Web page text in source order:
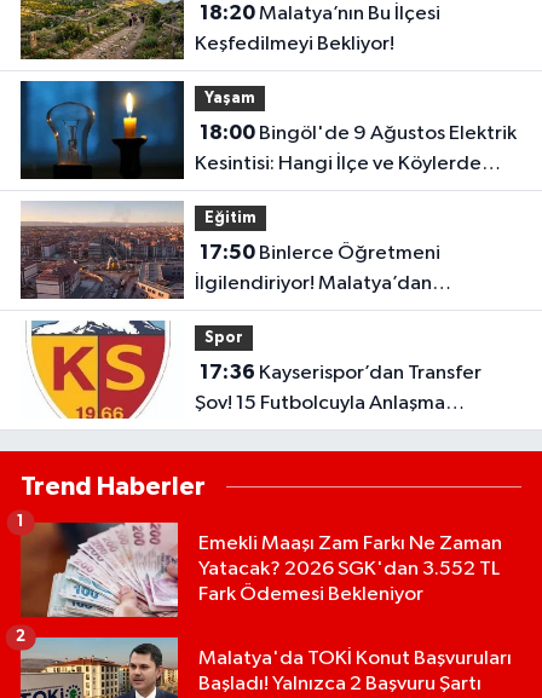
18:20Malatya’nın Bu İlçesi
Keşfedilmeyi Bekliyor!
Yaşam
18:00Bingöl'de 9 Ağustos Elektrik
Kesintisi: Hangi İlçe ve Köylerde
Elektrikler Kesilecek?
Eğitim
17:50Binlerce Öğretmeni
İlgilendiriyor! Malatya’dan
Bakanlığa “İl Emri” Çağrısı
Spor
17:36
Şov! 15 Futbolcuyla Anlaşma
Sağlandı
Trend Haberler
Emekli Maaşı Zam Farkı Ne Zaman
Yatacak? 2026 SGK'dan 3.552 TL
Fark Ödemesi Bekleniyor
1
Malatya'da TOKİ Konut Başvuruları
Başladı! Yalnızca 2 Başvuru Şartı
2